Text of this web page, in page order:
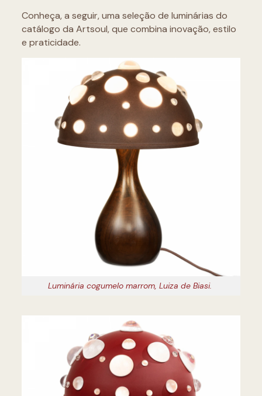
Conheça, a seguir, uma seleção de luminárias do
catálogo da Artsoul, que combina inovação, estilo
e praticidade.
Luminária cogumelo marrom, Luiza de Biasi.